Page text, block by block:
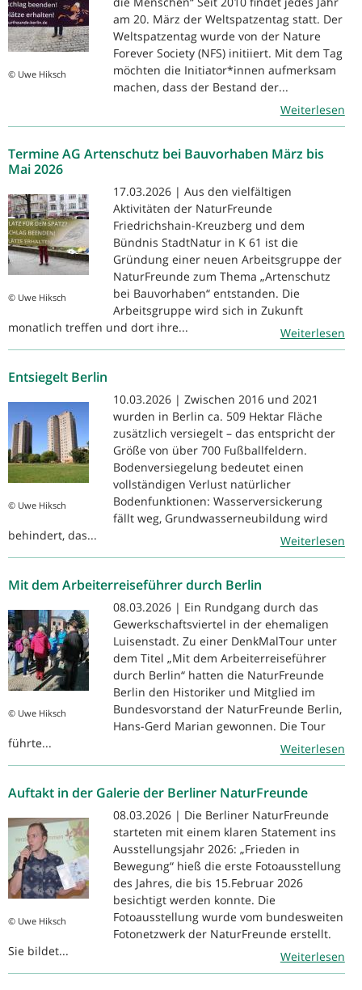
© Uwe Hiksch
am 20. März der Weltspatzentag statt. Der
Weltspatzentag wurde von der Nature
Forever Society (NFS) initiiert. Mit dem Tag
möchten die Initiator*innen aufmerksam
machen, dass der Bestand der...
Weiterlesen
Termine AG Artenschutz bei Bauvorhaben März bis
Mai 2026
© Uwe Hiksch
17.03.2026 | Aus den vielfältigen
Aktivitäten der NaturFreunde
Friedrichshain-Kreuzberg und dem
Bündnis StadtNatur in K 61 ist die
Gründung einer neuen Arbeitsgruppe der
NaturFreunde zum Thema „Artenschutz
bei Bauvorhaben“ entstanden. Die
Arbeitsgruppe wird sich in Zukunft
monatlich treffen und dort ihre...
Weiterlesen
Entsiegelt Berlin
© Uwe Hiksch
10.03.2026 | Zwischen 2016 und 2021
wurden in Berlin ca. 509 Hektar Fläche
zusätzlich versiegelt – das entspricht der
Größe von über 700 Fußballfeldern.
Bodenversiegelung bedeutet einen
vollständigen Verlust natürlicher
Bodenfunktionen: Wasserversickerung
fällt weg, Grundwasserneubildung wird
behindert, das...
Weiterlesen
Mit dem Arbeiterreiseführer durch Berlin
© Uwe Hiksch
08.03.2026 | Ein Rundgang durch das
Gewerkschaftsviertel in der ehemaligen
Luisenstadt. Zu einer DenkMalTour unter
dem Titel „Mit dem Arbeiterreiseführer
durch Berlin“ hatten die NaturFreunde
Berlin den Historiker und Mitglied im
Bundesvorstand der NaturFreunde Berlin,
Hans-Gerd Marian gewonnen. Die Tour
führte...
Weiterlesen
Auftakt in der Galerie der Berliner NaturFreunde
© Uwe Hiksch
08.03.2026 | Die Berliner NaturFreunde
starteten mit einem klaren Statement ins
Ausstellungsjahr 2026: „Frieden in
Bewegung“ hieß die erste Fotoausstellung
des Jahres, die bis 15.Februar 2026
besichtigt werden konnte. Die
Fotoausstellung wurde vom bundesweiten
Fotonetzwerk der NaturFreunde erstellt.
Sie bildet...
Weiterlesen